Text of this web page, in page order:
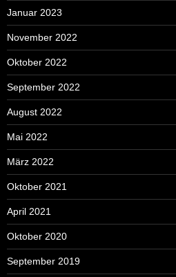
Januar 2023
November 2022
Oktober 2022
September 2022
August 2022
Mai 2022
März 2022
Oktober 2021
April 2021
Oktober 2020
September 2019